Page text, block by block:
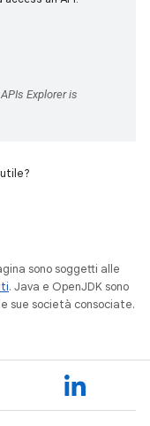
sono soggetti alle
. Java e OpenJDK sono
sue società consociate.